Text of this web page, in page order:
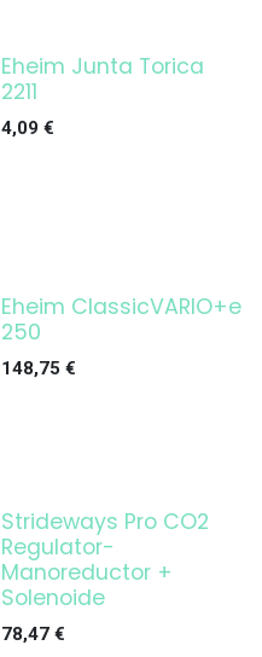
Eheim Junta Torica
2211
4,09 €
¡OFERTA!
Eheim ClassicVARIO+e
250
148,75 €
Strideways Pro CO2
Regulator-
Manoreductor +
Solenoide
78,47€